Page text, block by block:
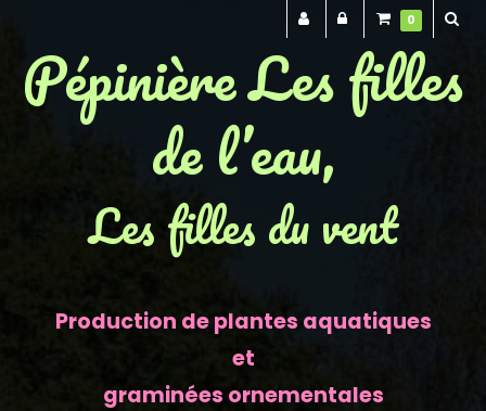
Pépinière Les filles
de l’eau,
Les filles du vent
Production de plantes aquatiques
et
graminées ornementales
0